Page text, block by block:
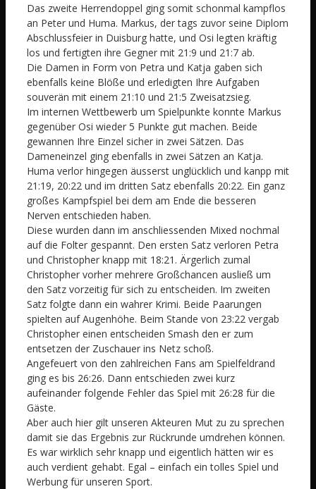
Das zweite Herrendoppel ging somit schonmal kampflos
an Peter und Huma. Markus, der tags zuvor seine Diplom
Abschlussfeier in Duisburg hatte, und Osi legten kräftig
los und fertigten ihre Gegner mit 21:9 und 21:7 ab.
Die Damen in Form von Petra und Katja gaben sich
ebenfalls keine Blöße und erledigten Ihre Aufgaben
souverän mit einem 21:10 und 21:5 Zweisatzsieg.
Im internen Wettbewerb um Spielpunkte konnte Markus
gegenüber Osi wieder 5 Punkte gut machen. Beide
gewannen Ihre Einzel sicher in zwei Sätzen. Das
Dameneinzel ging ebenfalls in zwei Sätzen an Katja.
Huma verlor hingegen äusserst unglücklich und kanpp mit
21:19, 20:22 und im dritten Satz ebenfalls 20:22. Ein ganz
großes Kampfspiel bei dem am Ende die besseren
Nerven entschieden haben.
Diese wurden dann im anschliessenden Mixed nochmal
auf die Folter gespannt. Den ersten Satz verloren Petra
und Christopher knapp mit 18:21. Ärgerlich zumal
Christopher vorher mehrere Großchancen ausließ um
den Satz vorzeitig für sich zu entscheiden. Im zweiten
Satz folgte dann ein wahrer Krimi. Beide Paarungen
spielten auf Augenhöhe. Beim Stande von 23:22 vergab
Christopher einen entscheiden Smash den er zum
entsetzen der Zuschauer ins Netz schoß.
Angefeuert von den zahlreichen Fans am Spielfeldrand
ging es bis 26:26. Dann entschieden zwei kurz
aufeinander folgende Fehler das Spiel mit 26:28 für die
Gäste.
Aber auch hier gilt unseren Akteuren Mut zu zu sprechen
damit sie das Ergebnis zur Rückrunde umdrehen können.
Es war wirklich sehr knapp und eigentlich hätten wir es
auch verdient gehabt. Egal – einfach ein tolles Spiel und
Werbung für unseren Sport.